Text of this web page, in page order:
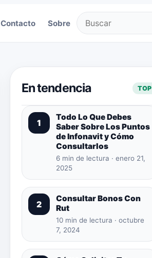
Contacto Sobre
Buscar
En tendencia TOP
1
Todo Lo Que Debes
Saber Sobre Los Puntos
de Infonavit y Cómo
Consultarlos
6 min de lectura · enero 21,
2025
2
Consultar Bonos Con
Rut
10 min de lectura · octubre
7, 2024